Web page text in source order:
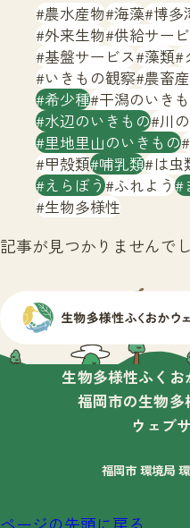
文字サイズ 小
生物多様性ふくおか
サイト
農水産物 海藻 博多
外来生物 供給サー
基盤サービス 藻類
いきもの観察 農畜
希少種 干潟のいき
水辺のいきもの 川
里地里山のいきもの
甲殻類 哺乳類 は虫
えらぼう ふれよう
生物多様性
記事が見つかりませんでし
生物多様性ふくお
福岡市の生物多
ウェブ
福岡市 環境局